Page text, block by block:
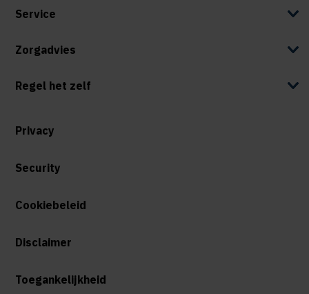
Service
Zorgadvies
Regel het zelf
Privacy
Security
Cookiebeleid
Disclaimer
Toegankelijkheid